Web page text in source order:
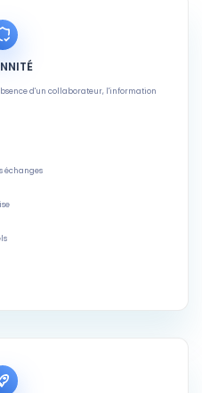
d'un collaborateur, l'information
échanges